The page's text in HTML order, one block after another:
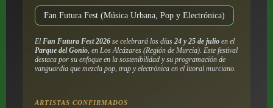
Fan Futura Fest (Música Urbana, Pop y Electrónica)
El Fan Futura Fest 2026se celebrará los días 24 y 25 de julioen el
Parque del Gonio, en Los Alcázares (Región de Murcia). Este festival
destaca por su enfoque en la sostenibilidad y su programación de
vanguardia que mezcla pop, trap y electrónica en el litoral murciano.
ARTISTAS CONFIRMADOS